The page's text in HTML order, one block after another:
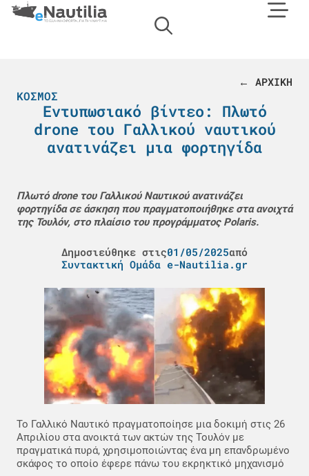
← ΑΡΧΙΚΗ
ΚΌΣΜΟΣ
Εντυπωσιακό βίντεο: Πλωτό
drone του Γαλλικού ναυτικού
ανατινάζει μια φορτηγίδα
Πλωτό drone του Γαλλικού Ναυτικού ανατινάζει
φορτηγίδα σε άσκηση που πραγματοποιήθηκε στα ανοιχτά
της Τουλόν, στο πλαίσιο του προγράμματος Polaris.
Δημοσιεύθηκε στις01/05/2025από
Συντακτική Ομάδα e-Nautilia.gr
Το Γαλλικό Ναυτικό πραγματοποίησε μια δοκιμή στις 26
Απριλίου στα ανοικτά των ακτών της Τουλόν με
πραγματικά πυρά, χρησιμοποιώντας ένα μη επανδρωμένο
σκάφος το οποίο έφερε πάνω του εκρηκτικό μηχανισμό